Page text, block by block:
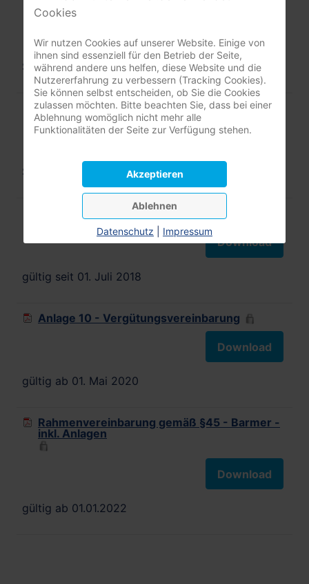
Stand: März 2017
Überleitungspflege - Kurzbericht (EDV)
Download
Stand: April 2017
Anlage 9 - Pflege-Zentren der BARMER
Download
gültig seit 01. Juli 2018
Anlage 10 - Vergütungsvereinbarung
Download
gültig ab 01. Mai 2020
Rahmenvereinbarung gemäß §45 - Barmer -
inkl. Anlagen
Download
gültig ab 01.01.2022
Cookies
Wir nutzen Cookies auf unserer Website. Einige von
ihnen sind essenziell für den Betrieb der Seite,
während andere uns helfen, diese Website und die
Nutzererfahrung zu verbessern (Tracking Cookies).
Sie können selbst entscheiden, ob Sie die Cookies
zulassen möchten. Bitte beachten Sie, dass bei einer
Ablehnung womöglich nicht mehr alle
Funktionalitäten der Seite zur Verfügung stehen.
Akzeptieren
Ablehnen
Datenschutz Impressum